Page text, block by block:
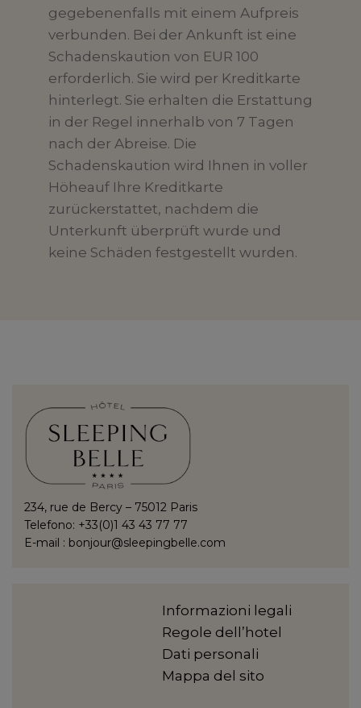
gegebenenfalls mit einem Aufpreis
verbunden. Bei der Ankunft ist eine
Schadenskaution von EUR 100
erforderlich. Sie wird per Kreditkarte
hinterlegt. Sie erhalten die Erstattung
in der Regel innerhalb von 7 Tagen
nach der Abreise. Die
Schadenskaution wird Ihnen in voller
Höheauf Ihre Kreditkarte
zurückerstattet, nachdem die
Unterkunft überprüft wurde und
keine Schäden festgestellt wurden.
234, rue de Bercy – 75012 Paris
Telefono: +33(0)1 43 43 77 77
E-mail : bonjour@sleepingbelle.com
Informazioni legali
Regole dell’hotel
Dati personali
Mappa del sito